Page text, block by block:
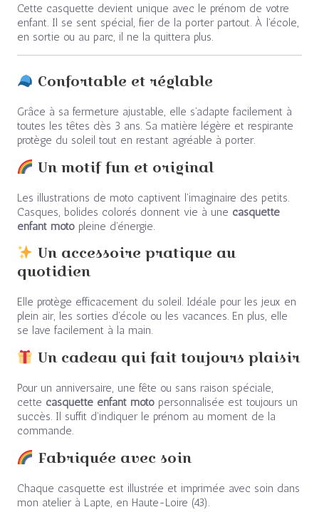
Cette casquette devient unique avec le prénom de votre
enfant. Il se sent spécial, fier de la porter partout. À l’école,
en sortie ou au parc, il ne la quittera plus.
Confortable et réglable
Grâce à sa fermeture ajustable, elle s’adapte facilement à
toutes les têtes dès 3 ans. Sa matière légère et respirante
protège du soleil tout en restant agréable à porter.
Un motif fun et original
Les illustrations de moto captivent l’imaginaire des petits.
Casques, bolides colorés donnent vie à une casquette
enfant motopleine d’énergie.
Un accessoire pratique au
quotidien
Elle protège efficacement du soleil. Idéale pour les jeux en
plein air, les sorties d’école ou les vacances. En plus, elle
se lave facilement à la main.
Un cadeau qui fait toujours plaisir
Pour un anniversaire, une fête ou sans raison spéciale,
cette casquette enfant motopersonnalisée est toujours un
succès. Il suffit d’indiquer le prénom au moment de la
commande.
Fabriquée avec soin
Chaque casquette est illustrée et imprimée avec soin dans
mon atelier à Lapte, en Haute-Loire (43).